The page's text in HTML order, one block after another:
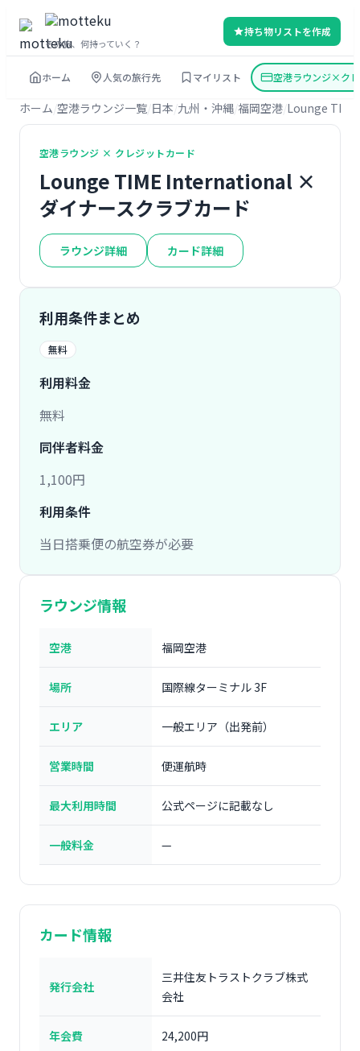
その旅、何持っていく？
持ち物リストを作成
ホーム 人気の旅行先 マイリスト 空港ラウンジ×ク
ホーム 空港ラウンジ一覧 日本 九州・沖縄 福岡空港 Lounge
空港ラウンジ × クレジットカード
Lounge TIME International ×
ダイナースクラブカード
ラウンジ詳細 カード詳細
利用条件まとめ
無料
利用料金
無料
同伴者料金
1,100円
利用条件
当日搭乗便の航空券が必要
ラウンジ情報
空港 福岡空港
場所 国際線ターミナル 3F
エリア 一般エリア（出発前）
営業時間 便運航時
最大利用時間 公式ページに記載なし
一般料金 —
カード情報
発行会社
三井住友トラストクラブ株式
会社
年会費 24,200円